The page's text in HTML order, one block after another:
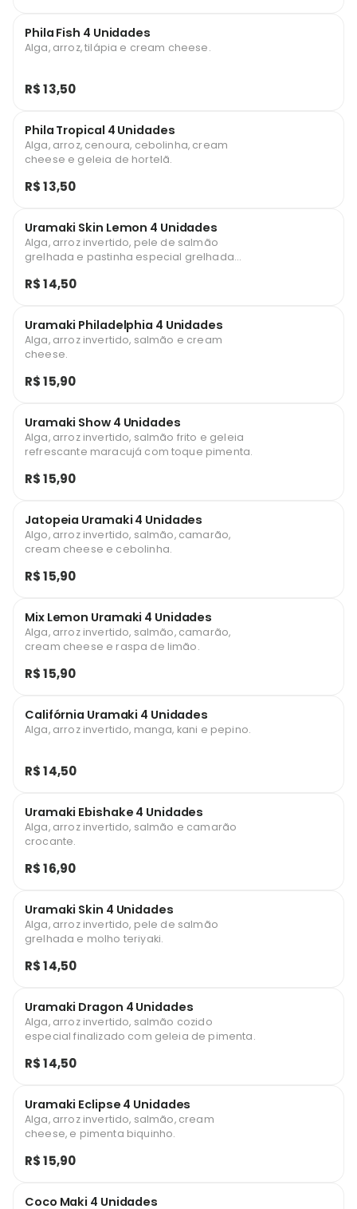
Phila Fish 4 Unidades
Alga, arroz, tilápia e cream cheese.
R$ 13,50
Phila Tropical 4 Unidades
Alga, arroz, cenoura, cebolinha, cream
cheese e geleia de hortelã.
R$ 13,50
Uramaki Skin Lemon 4 Unidades
Alga, arroz invertido, pele de salmão
grelhada e pastinha especial grelhada
R$ 14,50
Uramaki Philadelphia 4 Unidades
Alga, arroz invertido, salmão e cream
cheese.
R$ 15,90
Uramaki Show 4 Unidades
Alga, arroz invertido, salmão frito e geleia
refrescante maracujá com toque pimenta.
R$ 15,90
Jatopeia Uramaki 4 Unidades
Algo, arroz invertido, salmão, camarão,
cream cheese e cebolinha.
R$ 15,90
Mix Lemon Uramaki 4 Unidades
Alga, arroz invertido, salmão, camarão,
cream cheese e raspa de limão.
R$ 15,90
Califórnia Uramaki 4 Unidades
Alga, arroz invertido, manga, kani e pepino.
R$ 14,50
Uramaki Ebishake 4 Unidades
Alga, arroz invertido, salmão e camarão
crocante.
R$ 16,90
Uramaki Skin 4 Unidades
Alga, arroz invertido, pele de salmão
grelhada e molho teriyaki.
R$ 14,50
Uramaki Dragon 4 Unidades
Alga, arroz invertido, salmão cozido
especial finalizado com geleia de pimenta.
R$ 14,50
Uramaki Eclipse 4 Unidades
Alga, arroz invertido, salmão, cream
cheese, e pimenta biquinho.
R$ 15,90
Coco Maki 4 Unidades